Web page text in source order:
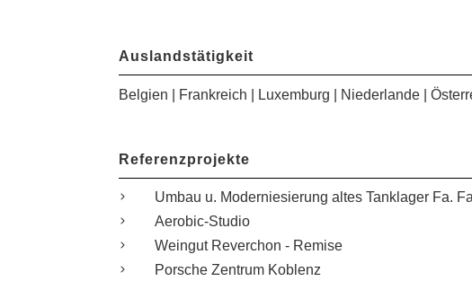
Auslandstätigkeit
Belgien | Frankreich | Luxemburg | Niederlande |
Referenzprojekte
Umbau u. Moderniesierung altes Tanklager Fa.
Aerobic-Studio
Weingut Reverchon - Remise
Porsche Zentrum Koblenz